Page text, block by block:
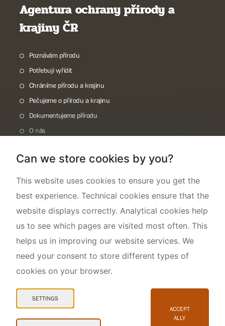
Agentura ochrany přírody a
krajiny ČR
Poznávám přírodu
Potřebuji vyřídit
Chráníme přírodu a krajinu
Pečujeme o přírodu a krajinu
Dokumentujeme přírodu
O nás
Snadné čtení
Can we store cookies by you?
This website uses cookies to ensure you get the
best experience. Technical cookies ensure that the
website displays correctly. Analytical cookies help
us to see which pages are visited most often. This
helps us in improving our website services. We
need your consent to store different types of
cookies on your browser.
SETTINGS
ACCEPT
ALLY